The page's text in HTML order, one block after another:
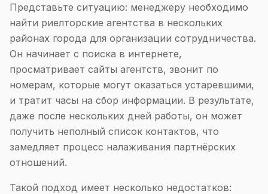
Представьте ситуацию: менеджеру необходимо
найти риелторские агентства в нескольких
районах города для организации сотрудничества.
Он начинает с поиска в интернете,
просматривает сайты агентств, звонит по
номерам, которые могут оказаться устаревшими,
и тратит часы на сбор информации. В результате,
даже после нескольких дней работы, он может
получить неполный список контактов, что
замедляет процесс налаживания партнёрских
отношений.
Такой подход имеет несколько недостатков: